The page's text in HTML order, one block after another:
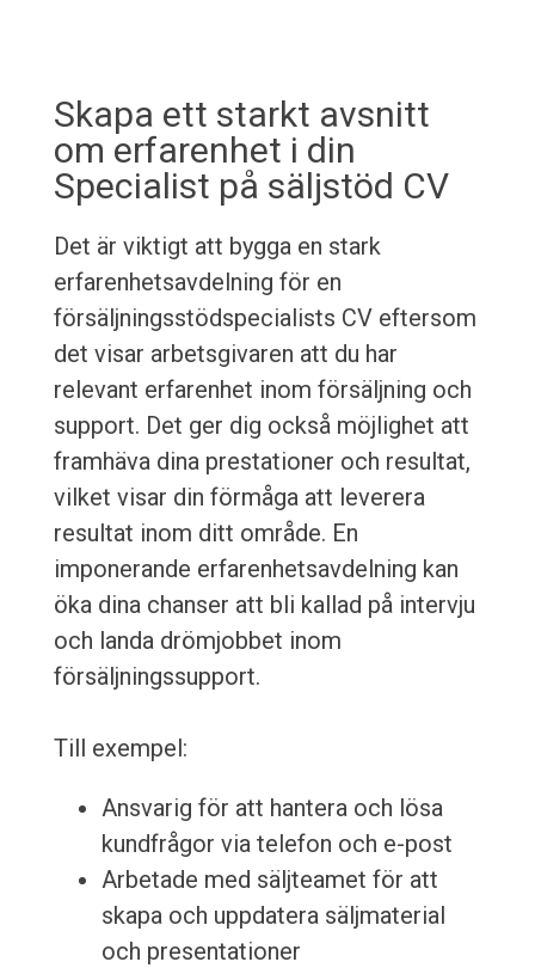
Skapa ett starkt avsnitt
om erfarenhet i din
Specialist på säljstöd CV
Det är viktigt att bygga en stark
erfarenhetsavdelning för en
försäljningsstödspecialists CV eftersom
det visar arbetsgivaren att du har
relevant erfarenhet inom försäljning och
support. Det ger dig också möjlighet att
framhäva dina prestationer och resultat,
vilket visar din förmåga att leverera
resultat inom ditt område. En
imponerande erfarenhetsavdelning kan
öka dina chanser att bli kallad på intervju
och landa drömjobbet inom
försäljningssupport.
Till exempel:
Ansvarig för att hantera och lösa
kundfrågor via telefon och e-post
Arbetade med säljteamet för att
skapa och uppdatera säljmaterial
och presentationer